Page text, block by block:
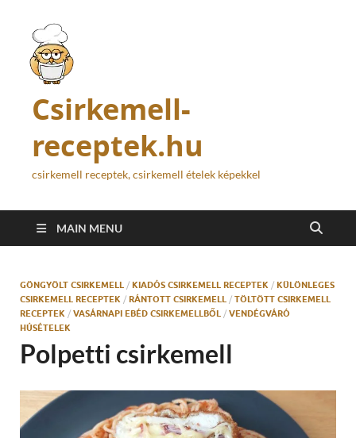
Csirkemell-
receptek.hu
csirkemell receptek, csirkemell ételek képekkel
MAIN MENU
GÖNGYÖLT CSIRKEMELL / KIADÓS CSIRKEMELL RECEPTEK / KÜLÖNLEGES
CSIRKEMELL RECEPTEK / RÁNTOTT CSIRKEMELL / TÖLTÖTT CSIRKEMELL
RECEPTEK / VASÁRNAPI EBÉD CSIRKEMELLBŐL / VENDÉGVÁRÓ
HÚSÉTELEK
Polpetti csirkemell